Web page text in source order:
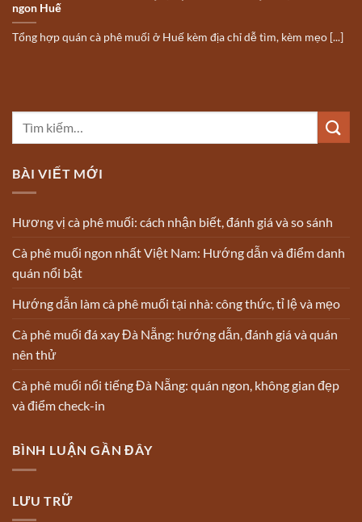
BÀI VIẾT MỚI
Hương vị cà phê muối: cách nhận biết, đánh giá và so sánh
Cà phê muối ngon nhất Việt Nam: Hướng dẫn và điểm danh
quán nổi bật
Hướng dẫn làm cà phê muối tại nhà: công thức, tỉ lệ và mẹo
Cà phê muối đá xay Đà Nẵng: hướng dẫn, đánh giá và quán
nên thử
Cà phê muối nổi tiếng Đà Nẵng: quán ngon, không gian đẹp
và điểm check-in
BÌNH LUẬN GẦN ĐÂY
LƯU TRỮ
ngon Huế
Tổng hợp quán cà phê muối ở Huế kèm địa chỉ dễ tìm, kèm mẹo [...]